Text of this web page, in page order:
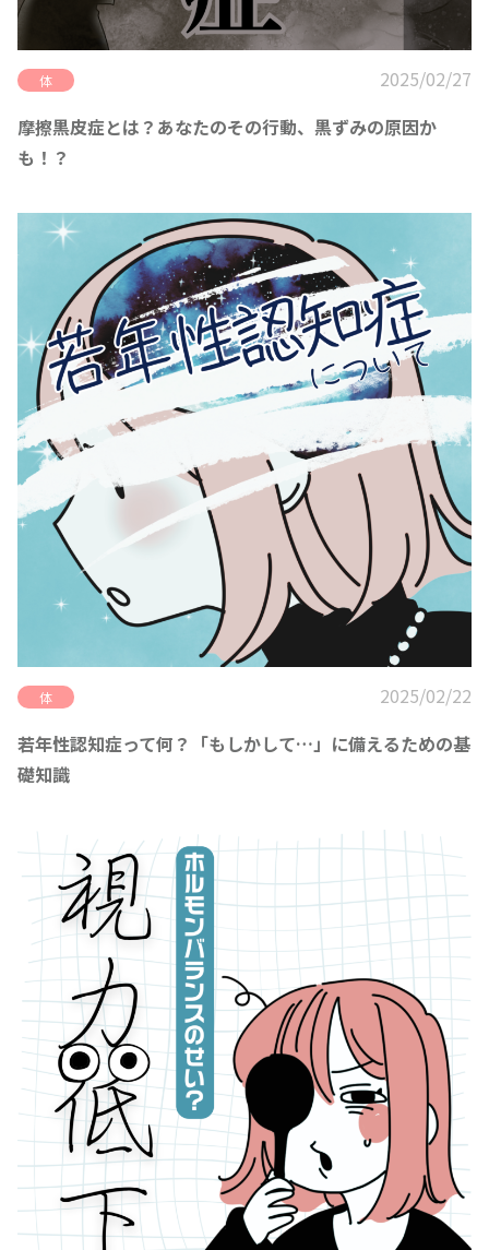
体
2025/02/27
摩擦黒皮症とは？あなたのその行動、黒ずみの原因か
も！？
体
2025/02/22
若年性認知症って何？「もしかして…」に備えるための基
礎知識